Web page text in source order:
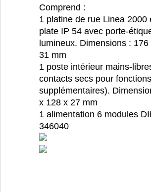
Comprend :
1 platine de rue Linea 2000
plate IP 54 avec porte-
lumineux. Dimensions : 176
31 mm
1 poste intérieur mains-
contacts secs pour fonctions
supplémentaires).
x 128 x 27 mm
1 alimentation 6 modules
346040